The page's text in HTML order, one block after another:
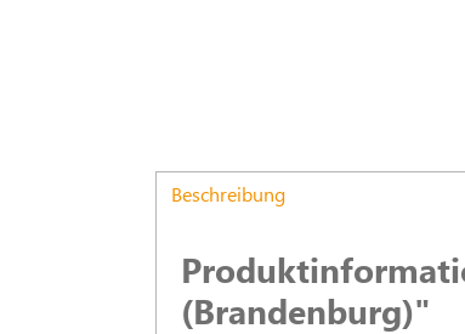
Beschreibung
(Brandenburg)"